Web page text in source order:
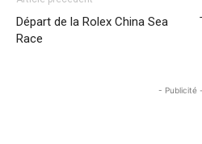
Départ de la Rolex China Sea
Race
- Publicité -